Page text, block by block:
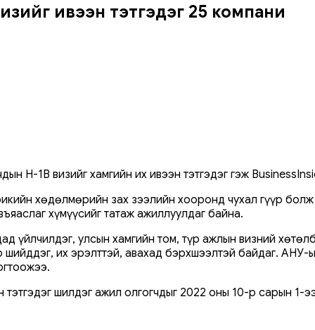
ивээн тэтгэдэг 25 компани
H-1B визийг хамгийн их ивээн тэтгэдэг гэж
хөдөлмөрийн зах зээлийн хооронд чухал гүүр
хүмүүсийг татаж ажиллуулдаг байна.
үйлчилдэг, улсын хамгийн том, түр ажлын визний
шийддэг, их эрэлттэй, авахад бэрхшээлтэй байдаг.
тэтгэдэг шилдэг ажил олгогчдыг 2022 оны 10-р сарын